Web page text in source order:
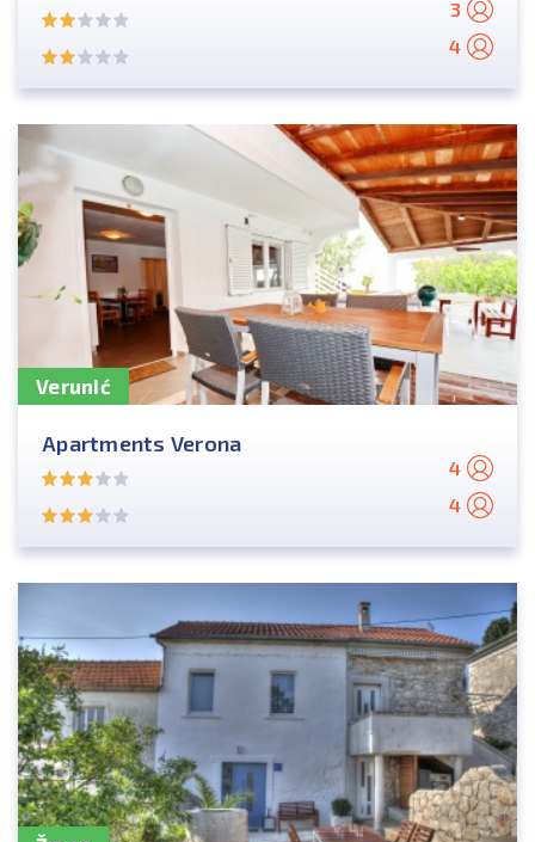
3
4
Verunić
Apartments Verona
4
4